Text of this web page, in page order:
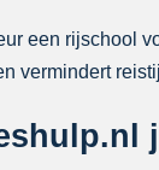
een rijschool
vermindert